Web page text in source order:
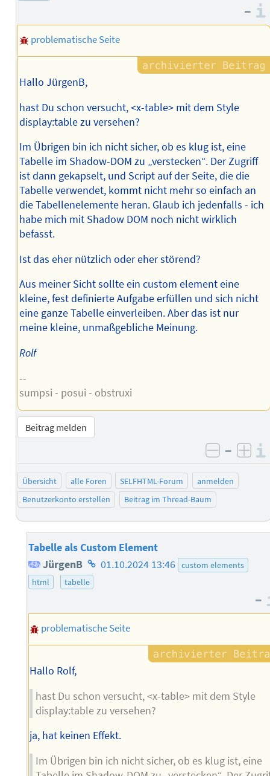
–
problematische Seite
Hallo JürgenB,
hast Du schon versucht, <x-table> mit dem Style
display:table zu versehen?
Im Übrigen bin ich nicht sicher, ob es klug ist, eine
Tabelle im Shadow-DOM zu „verstecken“. Der Zugriff
ist dann gekapselt, und Script auf der Seite, die die
Tabelle verwendet, kommt nicht mehr so einfach an
die Tabellenelemente heran. Glaub ich jedenfalls - ich
habe mich mit Shadow DOM noch nicht wirklich
befasst.
Ist das eher nützlich oder eher störend?
Aus meiner Sicht sollte ein custom element eine
kleine, fest definierte Aufgabe erfüllen und sich nicht
eine ganze Tabelle einverleiben. Aber das ist nur
meine kleine, unmaßgebliche Meinung.
Rolf
--
sumpsi - posui - obstruxi
Beitrag melden
negativ
–
Übersicht alle Foren SELFHTML-Forum
anmelden
Benutzerkonto erstellen
Beitrag im Thread-Baum
Tabelle als Custom Element
JürgenB Homepage
des
01.10.2024 13:46 custom elements
html
tabelle
–
problematische Seite
Hallo Rolf,
hast Du schon versucht, <x-table> mit dem Style
display:table zu versehen?
ja, hat keinen Effekt.
Im Übrigen bin ich nicht sicher, ob es klug ist, eine